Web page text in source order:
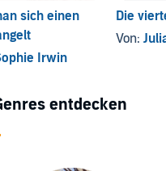
sich einen
Irwin
Die
Von:
entdecken